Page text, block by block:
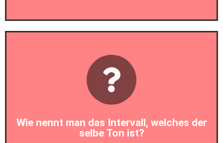
Wie nennt man das Intervall, welches der
selbe Ton ist?
Prim